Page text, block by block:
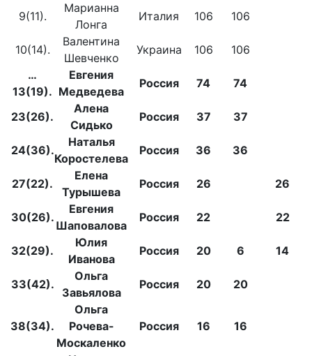
9(11).
Марианна
Лонга
Италия 106 106
10(14).
Валентина
Шевченко
Украина 106
106
…
13(19).
Евгения
Медведева
Россия 74 74
23(26).
Алена
Сидько
Россия 37 37
24(36).
Наталья
Коростелева
Россия 36 36
27(22).
Елена
Турышева
Россия 26 26
30(26).
Евгения
Шаповалова
Россия 22 22
32(29).
Юлия
Иванова
Россия 20 6 14
33(42).
Ольга
Завьялова
Россия 20 20
38(34).
Ольга
Рочева-
Москаленко
Россия 16 16